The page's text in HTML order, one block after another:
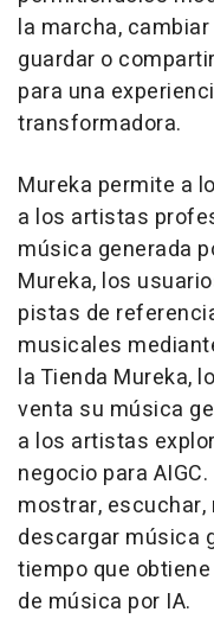
la marcha,
guardar o
para una
transformadora.
Mureka permite a
a los artistas
música generada
Mureka, los
pistas de
musicales
la Tienda Mureka,
venta su música
a los artistas
negocio para
mostrar,
descargar música
tiempo que
de música por IA.